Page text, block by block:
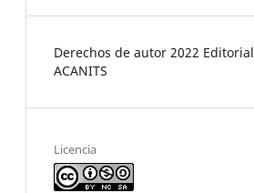
Derechos de autor 2022 Editorial
ACANITS
Licencia